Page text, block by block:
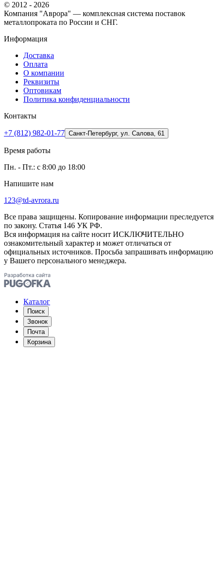
© 2012 - 2026
Компания "Аврора" — комплексная система поставок
металлопроката по России и СНГ.
Информация
Доставка
Оплата
О компании
Реквизиты
Оптовикам
Политика конфиденциальности
Контакты
+7 (812) 982-01-77 Санкт-Петербург, ул. Салова, 61
Время работы
Пн. - Пт.: с 8:00 до 18:00
Напишите нам
123@td-avrora.ru
Все права защищены. Копирование информации преследуется
по закону. Статья 146 УК РФ.
Вся информация на сайте носит ИСКЛЮЧИТЕЛЬНО
ознакомительный характер и может отличаться от
официальных источников. Просьба запрашивать информацию
у Вашего персонального менеджера.
Каталог
Поиск
Звонок
Почта
Корзина